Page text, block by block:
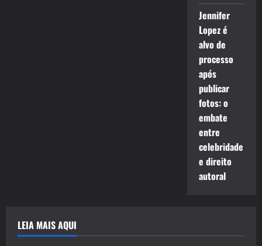
Jennifer
Lopez é
alvo de
processo
após
publicar
fotos: o
embate
entre
celebridade
e direito
autoral
LEIA MAIS AQUI